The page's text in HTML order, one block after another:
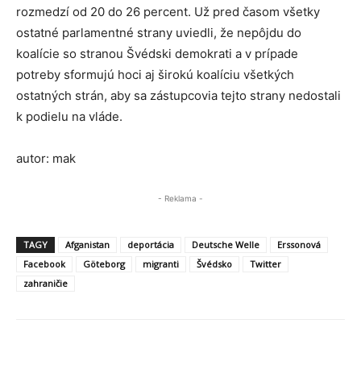
rozmedzí od 20 do 26 percent. Už pred časom všetky
ostatné parlamentné strany uviedli, že nepôjdu do
koalície so stranou Švédski demokrati a v prípade
potreby sformujú hoci aj širokú koalíciu všetkých
ostatných strán, aby sa zástupcovia tejto strany nedostali
k podielu na vláde.
autor: mak
- Reklama -
TAGY Afganistan deportácia Deutsche Welle
Erssonová
Facebook
Göteborg migranti Švédsko
Twitter
zahraničie